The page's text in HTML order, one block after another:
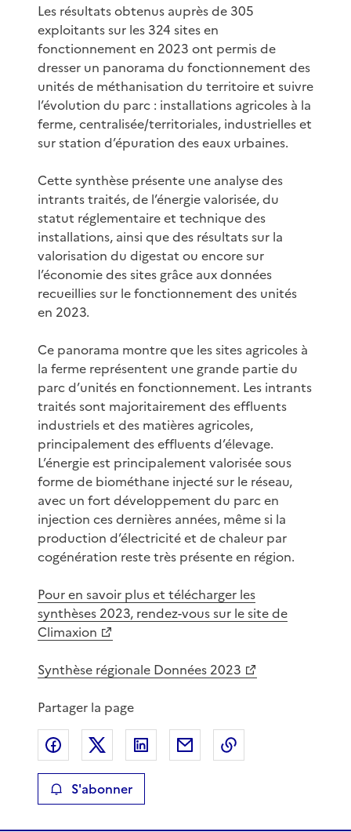
Les résultats obtenus auprès de 305
exploitants sur les 324 sites en
fonctionnement en 2023 ont permis de
dresser un panorama du fonctionnement des
unités de méthanisation du territoire et suivre
l’évolution du parc : installations agricoles à la
ferme, centralisée/territoriales, industrielles et
sur station d’épuration des eaux urbaines.
Cette synthèse présente une analyse des
intrants traités, de l’énergie valorisée, du
statut réglementaire et technique des
installations, ainsi que des résultats sur la
valorisation du digestat ou encore sur
l’économie des sites grâce aux données
recueillies sur le fonctionnement des unités
en 2023.
Ce panorama montre que les sites agricoles à
la ferme représentent une grande partie du
parc d’unités en fonctionnement. Les intrants
traités sont majoritairement des effluents
industriels et des matières agricoles,
principalement des effluents d’élevage.
L’énergie est principalement valorisée sous
forme de biométhane injecté sur le réseau,
avec un fort développement du parc en
injection ces dernières années, même si la
production d’électricité et de chaleur par
cogénération reste très présente en région.
Pour en savoir plus et télécharger les
synthèses 2023, rendez-vous sur le site de
Climaxion
Synthèse régionale Données 2023
Partager la page
Partager sur Facebook
Partager sur XPartager sur LinkedIn
Partager par email
S'abonner